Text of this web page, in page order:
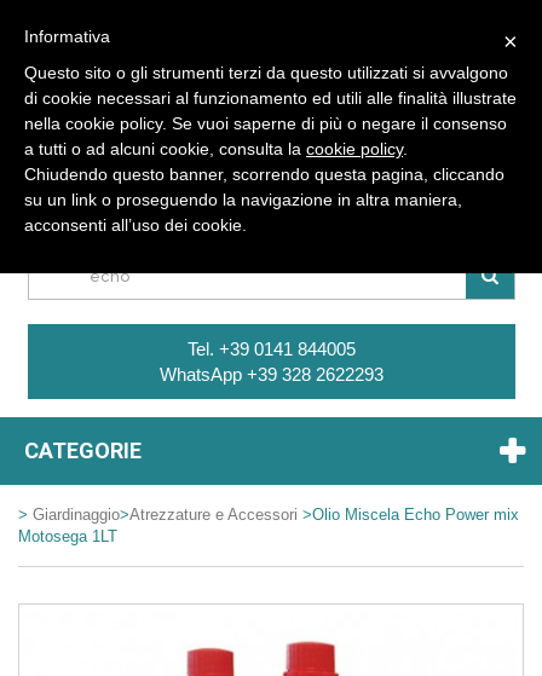
Sei Già Registrato ? Entra
CARRELLO
Tel. +39 0141 844005
WhatsApp +39 328 2622293
CATEGORIE
> Giardinaggio>Atrezzature e Accessori >Olio Miscela Echo Power mix
Motosega 1LT
×
Informativa
Questo sito o gli strumenti terzi da questo utilizzati si avvalgono
di cookie necessari al funzionamento ed utili alle finalità illustrate
nella cookie policy. Se vuoi saperne di più o negare il consenso
a tutti o ad alcuni cookie, consulta la cookie policy.
Chiudendo questo banner, scorrendo questa pagina, cliccando
su un link o proseguendo la navigazione in altra maniera,
acconsenti all’uso dei cookie.